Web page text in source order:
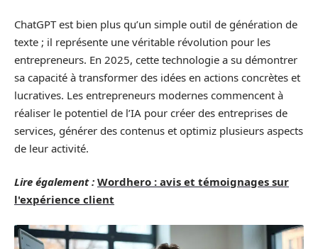
ChatGPT est bien plus qu’un simple outil de génération de
texte ; il représente une véritable révolution pour les
entrepreneurs. En 2025, cette technologie a su démontrer
sa capacité à transformer des idées en actions concrètes et
lucratives. Les entrepreneurs modernes commencent à
réaliser le potentiel de l’IA pour créer des entreprises de
services, générer des contenus et optimiz plusieurs aspects
de leur activité.
Lire également : Wordhero : avis et témoignages sur
l'expérience client